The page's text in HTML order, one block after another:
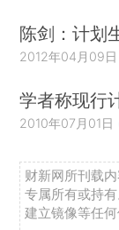
陈剑：计划
2012年04月09日
学者称现行
2010年07月01日
财新网所刊载
专属所有或持
建立镜像等任何